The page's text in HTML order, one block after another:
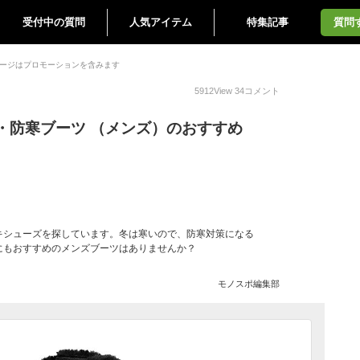
受付中の質問 人気アイテム 特集記事 質問
ジはプロモーションを含みます
5912View 34コメント
防寒ブーツ （メンズ）のおすすめ
ューズを探しています。冬は寒いので、防寒対策になる
おすすめのメンズブーツはありませんか？
モノスポ編集部